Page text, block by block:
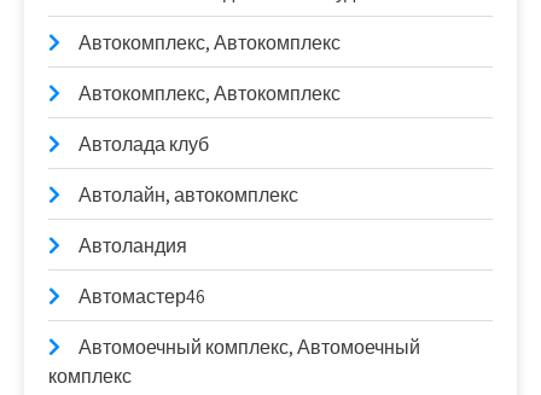
Автокомплекс, Автокомплекс
Автокомплекс, Автокомплекс
Автолада клуб
Автолайн, автокомплекс
Автоландия
Автомастер46
Автомоечный комплекс, Автомоечный
комплекс